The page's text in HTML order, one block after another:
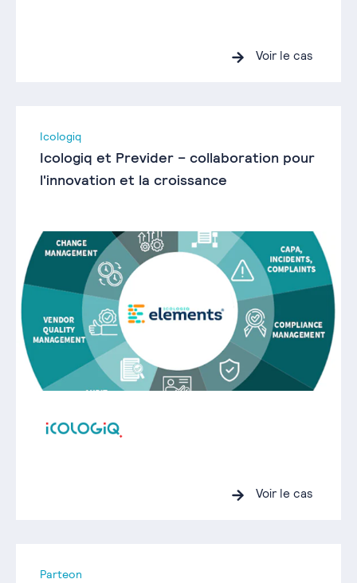
Voir le cas
Icologiq
Icologiq et Previder – collaboration pour
l'innovation et la croissance
Voir le cas
Parteon